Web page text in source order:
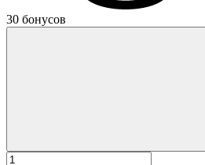
30 бонусов